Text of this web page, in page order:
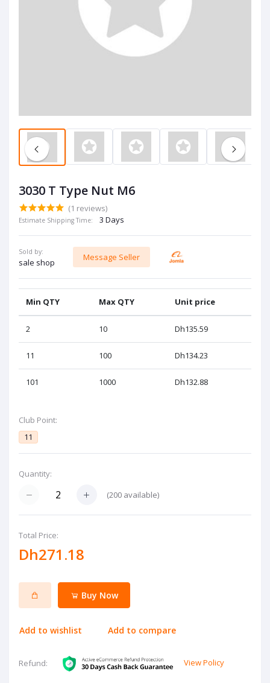
3030 T Type Nut M6
(1 reviews)
Estimate Shipping Time: 3 Days
Sold by:
sale shop
Message Seller
Min QTY Max QTY Unit price
2 10 Dh135.59
11 100 Dh134.23
101 1000 Dh132.88
Club Point:
11
Quantity:
(200 available)
Total Price:
Dh271.18
Buy Now
Add to wishlist Add to compare
Refund: View Policy